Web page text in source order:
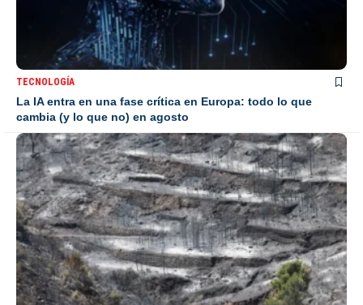
TECNOLOGÍA
La IA entra en una fase crítica en Europa: todo lo que
cambia (y lo que no) en agosto